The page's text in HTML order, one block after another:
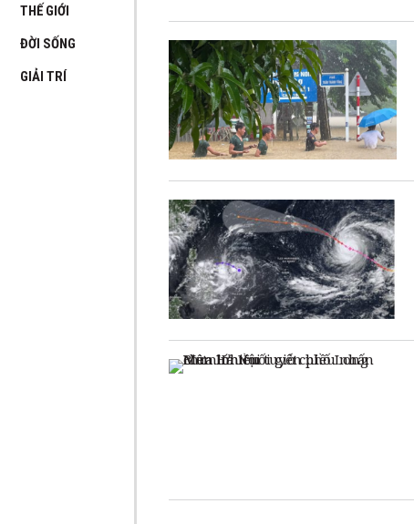
THẾ GIỚI
ĐỜI SỐNG
GIẢI TRÍ